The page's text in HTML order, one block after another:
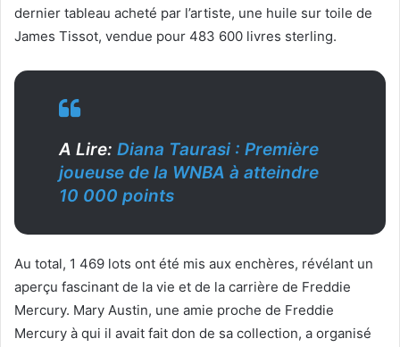
dernier tableau acheté par l’artiste, une huile sur toile de
James Tissot, vendue pour 483 600 livres sterling.
A Lire: Diana Taurasi : Première
joueuse de la WNBA à atteindre
10 000 points
Au total, 1 469 lots ont été mis aux enchères, révélant un
aperçu fascinant de la vie et de la carrière de Freddie
Mercury. Mary Austin, une amie proche de Freddie
Mercury à qui il avait fait don de sa collection, a organisé